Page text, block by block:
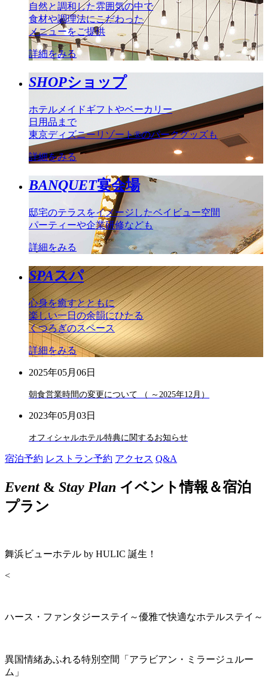
自然と調和した雰囲気の中で
食材や調理法にこだわった
メニューをご提供
詳細をみる
SHOPショップ
ホテルメイドギフトやベーカリー
日用品まで
東京ディズニーリゾート®のパークグッズも
詳細をみる
BANQUET宴会場
邸宅のテラスをイメージしたベイビュー空間
パーティーや企業研修なども
詳細をみる
SPAスパ
心身を癒すとともに
楽しい一日の余韻にひたる
くつろぎのスペース
詳細をみる
2025年05月06日
朝食営業時間の変更について （ ～2025年12月）
2023年05月03日
オフィシャルホテル特典に関するお知らせ
宿泊予約 レストラン予約 アクセス Q&A
Event& Stay Plan イベント情報＆宿泊
プラン
舞浜ビューホテル by HULIC 誕生！
<
ハース・ファンタジーステイ～優雅で快適なホテルステイ～
異国情緒あふれる特別空間「アラビアン・ミラージュルー
ム」